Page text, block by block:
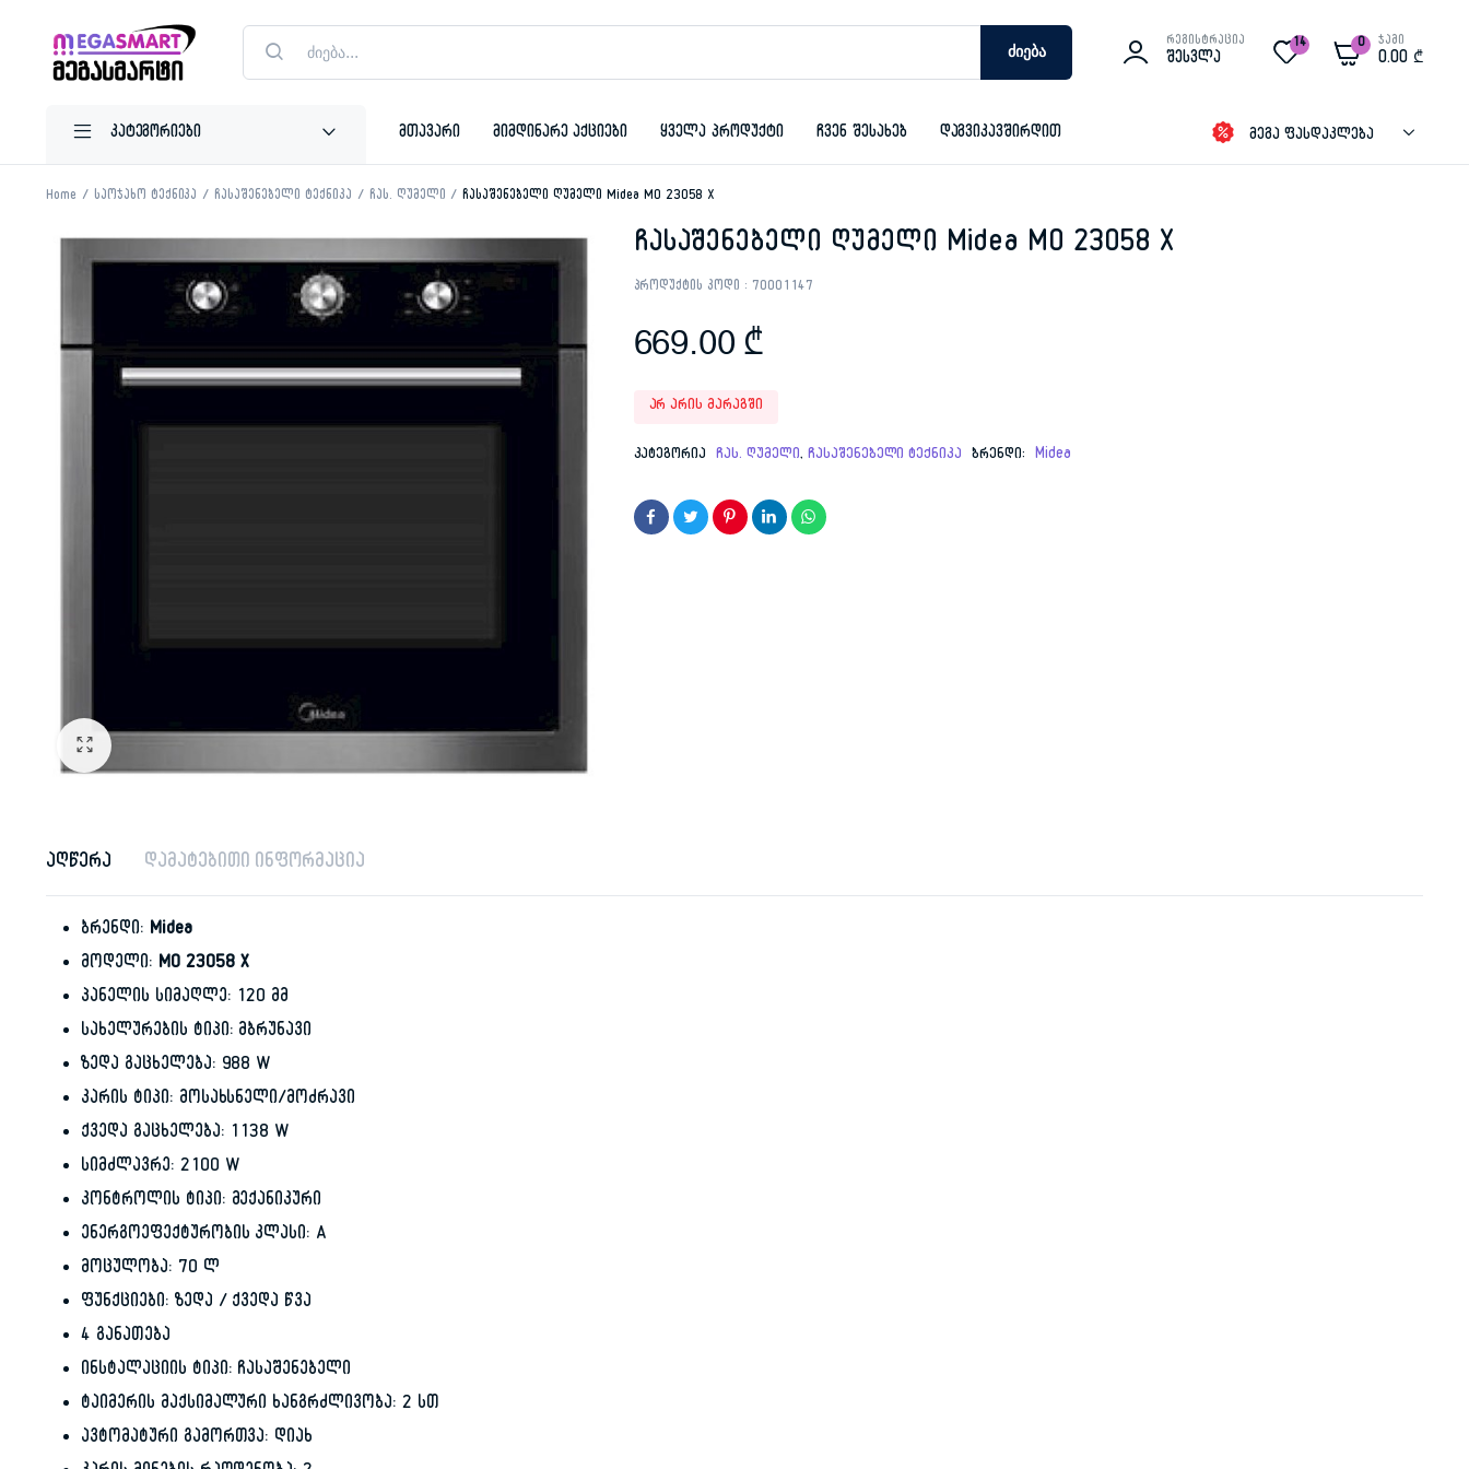
Products
search
Ძიება
რეგისტრაცია
Შესვლა
14 0 ჯამი
0.00₾
მთავარი მიმდინარე აქციები ყველა პროდუქტი ჩვენ შესახებ დაგვიკავშირდით მეგა ფასდაკლება
Home საოჯახო ტექნიკა ჩასაშენებელი ტექნიკა ჩას. ღუმელი ჩასაშენებელი ღუმელი Midea MO 23058 X
ჩასაშენებელი ღუმელი Midea MO 23058 X
პროდუქტის კოდი : 70001147
669.00 ₾
არ არის მარაგში
კატეგორია ჩას. ღუმელი, ჩასაშენებელი ტექნიკა ბრენდი: Midea
აღწერა დამატებითი ინფორმაცია
ბრენდი: Midea
მოდელი: MO 23058 X
პანელის სიმაღლე: 120 მმ
სახელურების ტიპი: მბრუნავი
ზედა გაცხელება: 988 W
კარის ტიპი: მოსახსნელი/მოძრავი
ქვედა გაცხელება: 1138 W
სიმძლავრე: 2100 W
კონტროლის ტიპი: მექანიკური
ენერგოეფექტურობის კლასი: A
მოცულობა: 70 ლ
ფუნქციები: ზედა / ქვედა წვა
4 განათება
ინსტალაციის ტიპი: ჩასაშენებელი
ტაიმერის მაქსიმალური ხანგრძლივობა: 2 სთ
ავტომატური გამორთვა: დიახ